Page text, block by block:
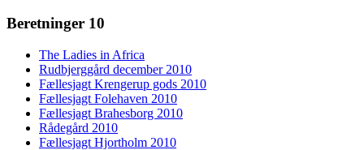
Beretninger 10
The Ladies in Africa
Rudbjerggård december 2010
Fællesjagt Krengerup gods 2010
Fællesjagt Folehaven 2010
Fællesjagt Brahesborg 2010
Rådegård 2010
Fællesjagt Hjortholm 2010